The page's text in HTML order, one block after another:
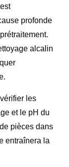
profonde
alcalin
les
et le pH du
pièces dans
entraînera la